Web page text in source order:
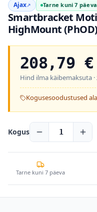
Ajax↗ Tarne kuni 7 päeva
Smartbracket
HighMount
208,79 €
Hind ilma käibemaksuta ·
Kogusesoodustused
Kogus 1
Tarne kuni 7 päeva